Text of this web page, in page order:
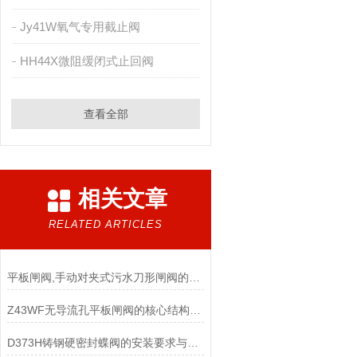
Jy41W氧气专用截止阀
HH44X微阻缓闭式止回阀
查看全部
相关文章
RELATED ARTICLES
D373H铸钢硬密封蝶阀的安装要求与维护保养